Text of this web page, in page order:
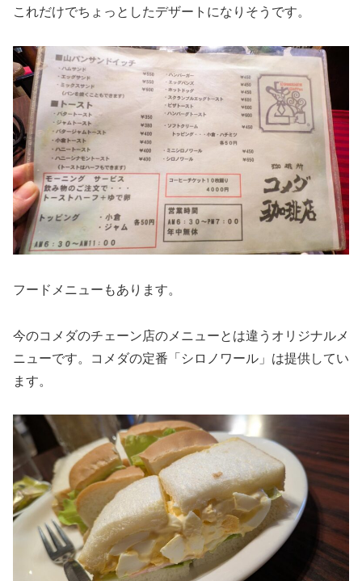
これだけでちょっとしたデザートになりそうです。
フードメニューもあります。
今のコメダのチェーン店のメニューとは違うオリジナルメ
ニューです。コメダの定番「シロノワール」は提供してい
ます。